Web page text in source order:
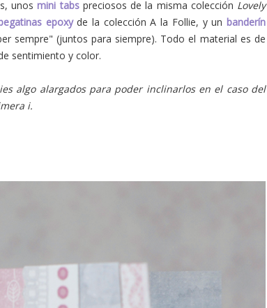
unos mini tabspreciosos de la misma colección Lovely
epoxyde la colección A la Follie, y un banderín
sempre" (juntos para siempre). Todo el material es de
sentimiento y color.
algo alargados para poder inclinarlos en el caso del
i.